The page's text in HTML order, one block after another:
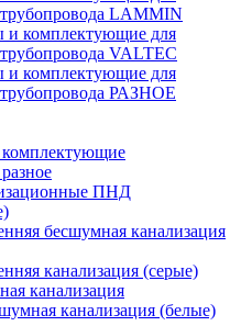
LAMMIN
и комплектующие для
VALTEC
и комплектующие для
РАЗНОЕ
комплектующие
ПНД
бесшумная канализация
канализация (серые)
канализация
канализация (белые)